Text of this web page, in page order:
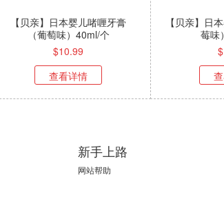
【贝亲】日本婴儿啫喱牙膏
（葡萄味）40ml/个
$10.99
查看详情
【贝亲】日
莓味
$
新手上路
网站帮助